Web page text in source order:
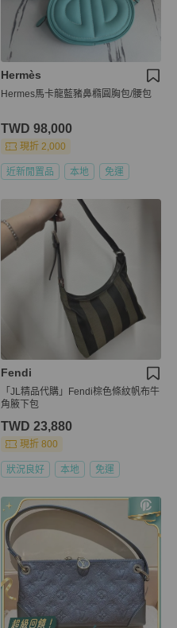
Hermès
Hermes馬卡龍藍豬鼻橢圓胸包/腰包
TWD 98,000
現折 2,000
近新閒置品 本地 免運
Fendi
「JL精品代購」Fendi棕色條紋帆布牛
角腋下包
TWD 23,880
現折 800
狀況良好 本地 免運